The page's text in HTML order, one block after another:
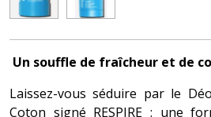
Un souffle de fraîcheur et de
Laissez-vous séduire par le
Coton signé RESPIRE : une